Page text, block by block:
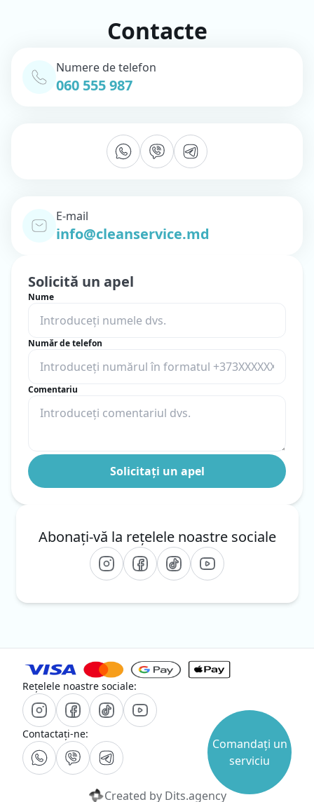
Comandați un
serviciu
Contacte
Numere de telefon
060 555 987
E-mail
info@cleanservice.md
Solicită un apel
Nume
Număr de telefon
Comentariu
Abonați-vă la rețelele noastre sociale
Rețelele noastre sociale:
Contactați-ne:
Created by Dits.agency